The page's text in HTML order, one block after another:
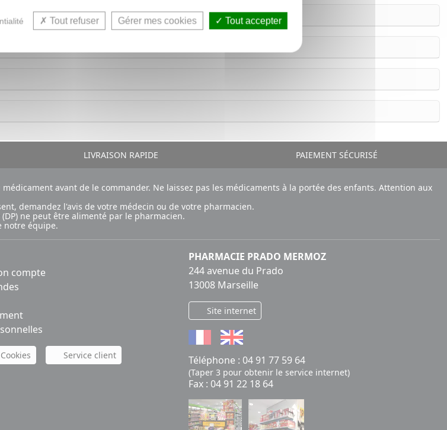
LIVRAISON RAPIDE PAIEMENT SÉCURISÉ
avant de le commander. Ne laissez pas les médicaments à la portée des enfants. Attention aux
demandez l'avis de votre médecin ou de votre pharmacien.
ne peut être alimenté par le pharmacien.
notre équipe.
compte
Service client
PHARMACIE PRADO MERMOZ
244 avenue du Prado
13008 Marseille
Site internet
Téléphone : 04 91 77 59 64
(Taper 3 pour obtenir le service internet)
Fax : 04 91 22 18 64
Tout refuser Gérer mes cookies Tout accepter